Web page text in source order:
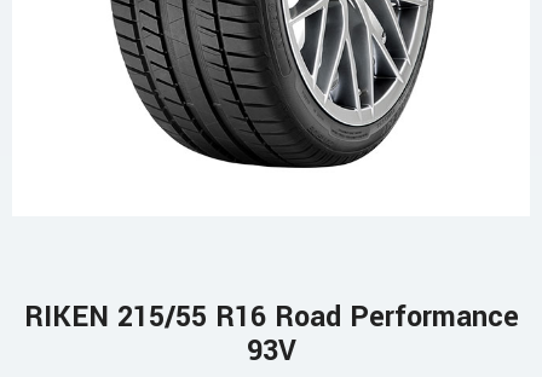
RIKEN 215/55 R16 Road Performance
93V